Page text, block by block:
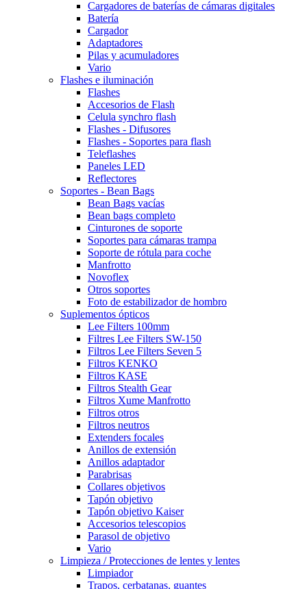
Cargadores de baterías de cámaras digitales
Batería
Cargador
Adaptadores
Pilas y acumuladores
Vario
Flashes e iluminación
Flashes
Accesorios de Flash
Celula synchro flash
Flashes - Difusores
Flashes - Soportes para flash
Teleflashes
Paneles LED
Reflectores
Soportes - Bean Bags
Bean Bags vacías
Bean bags completo
Cinturones de soporte
Soportes para cámaras trampa
Soporte de rótula para coche
Manfrotto
Novoflex
Otros soportes
Foto de estabilizador de hombro
Suplementos ópticos
Lee Filters 100mm
Filtres Lee Filters SW-150
Filtros Lee Filters Seven 5
Filtros KENKO
Filtros KASE
Filtros Stealth Gear
Filtros Xume Manfrotto
Filtros otros
Filtros neutros
Extenders focales
Anillos de extensión
Anillos adaptador
Parabrisas
Collares objetivos
Tapón objetivo
Tapón objetivo Kaiser
Accesorios telescopios
Parasol de objetivo
Vario
Limpieza / Protecciones de lentes y lentes
Limpiador
Trapos, cerbatanas, guantes